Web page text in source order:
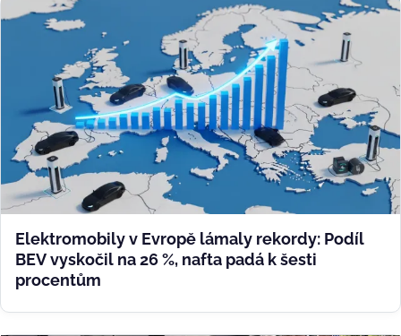
Elektromobily v Evropě lámaly rekordy: Podíl
BEV vyskočil na 26 %, nafta padá k šesti
procentům